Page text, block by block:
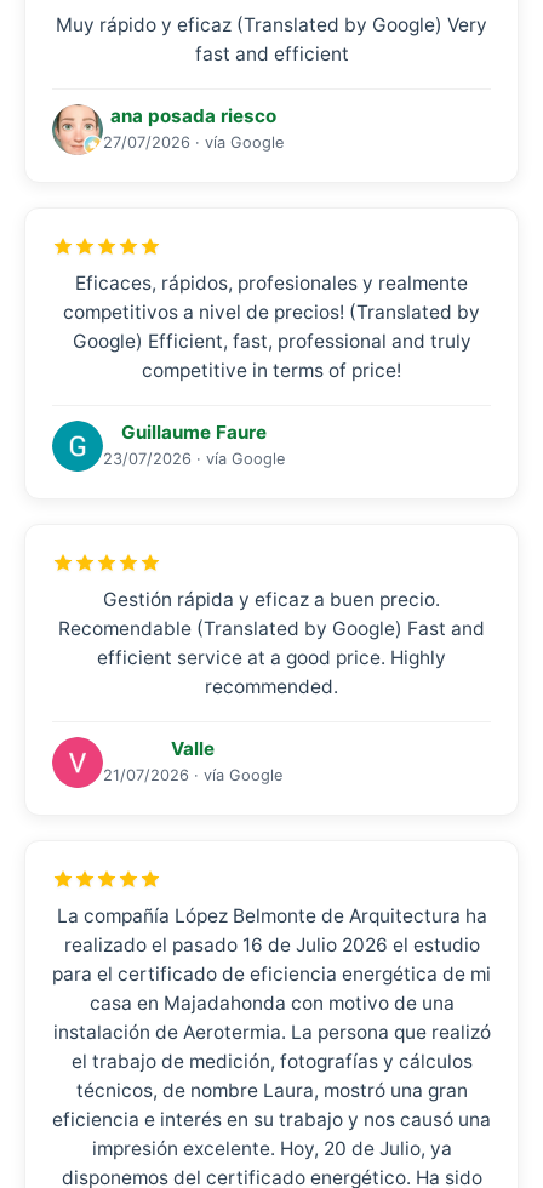
Muy rápido y eficaz (Translated by Google) Very
fast and efficient
ana posada riesco
27/07/2026 · vía Google
Eficaces, rápidos, profesionales y realmente
competitivos a nivel de precios! (Translated by
Google) Efficient, fast, professional and truly
competitive in terms of price!
Guillaume Faure
23/07/2026 · vía Google
Gestión rápida y eficaz a buen precio.
Recomendable (Translated by Google) Fast and
efficient service at a good price. Highly
recommended.
Valle
21/07/2026 · vía Google
La compañía López Belmonte de Arquitectura ha
realizado el pasado 16 de Julio 2026 el estudio
para el certificado de eficiencia energética de mi
casa en Majadahonda con motivo de una
instalación de Aerotermia. La persona que realizó
el trabajo de medición, fotografías y cálculos
técnicos, de nombre Laura, mostró una gran
eficiencia e interés en su trabajo y nos causó una
impresión excelente. Hoy, 20 de Julio, ya
disponemos del certificado energético. Ha sido